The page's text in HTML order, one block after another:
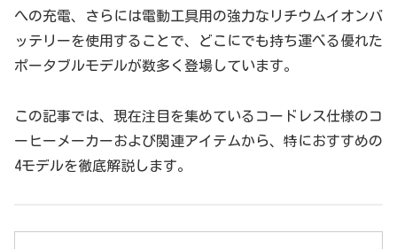
への充電、さらには電動工具用の強力なリチウムイオンバ
ッテリーを使用することで、どこにでも持ち運べる優れた
ポータブルモデルが数多く登場しています。
この記事では、現在注目を集めているコードレス仕様のコ
ーヒーメーカーおよび関連アイテムから、特におすすめの
4モデルを徹底解説します。